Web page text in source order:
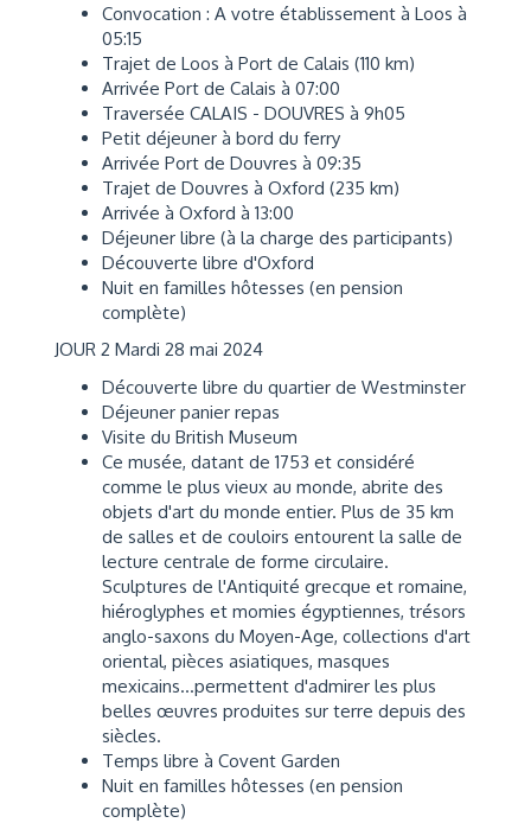
Convocation : A votre établissement à Loos à
05:15
Trajet de Loos à Port de Calais (110 km)
Arrivée Port de Calais à 07:00
Traversée CALAIS - DOUVRES à 9h05
Petit déjeuner à bord du ferry
Arrivée Port de Douvres à 09:35
Trajet de Douvres à Oxford (235 km)
Arrivée à Oxford à 13:00
Déjeuner libre (à la charge des participants)
Découverte libre d'Oxford
Nuit en familles hôtesses (en pension
complète)
JOUR 2 Mardi 28 mai 2024
Découverte libre du quartier de Westminster
Déjeuner panier repas
Visite du British Museum
Ce musée, datant de 1753 et considéré
comme le plus vieux au monde, abrite des
objets d'art du monde entier. Plus de 35 km
de salles et de couloirs entourent la salle de
lecture centrale de forme circulaire.
Sculptures de l'Antiquité grecque et romaine,
hiéroglyphes et momies égyptiennes, trésors
anglo-saxons du Moyen-Age, collections d'art
oriental, pièces asiatiques, masques
mexicains...permettent d'admirer les plus
belles œuvres produites sur terre depuis des
siècles.
Temps libre à Covent Garden
Nuit en familles hôtesses (en pension
complète)